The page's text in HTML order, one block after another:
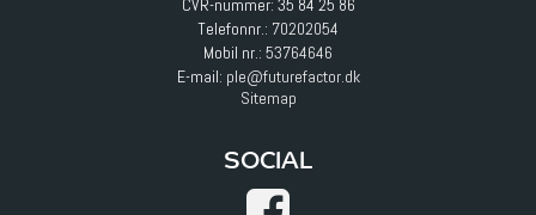
CVR-nummer: 35 84 25 86
Telefonnr.: 70202054
Mobil nr.: 53764646
E-mail: ple@futurefactor.dk
Sitemap
SOCIAL